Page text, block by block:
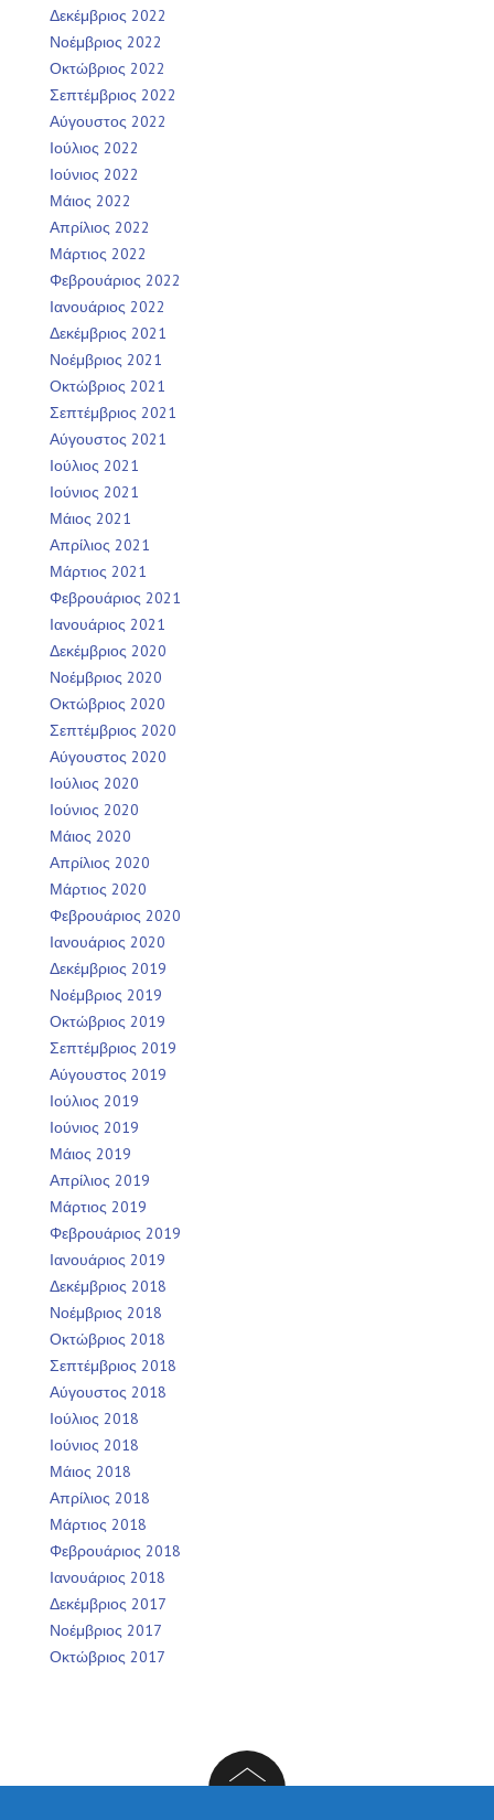
Δεκέμβριος 2022
Νοέμβριος 2022
Οκτώβριος 2022
Σεπτέμβριος 2022
Αύγουστος 2022
Ιούλιος 2022
Ιούνιος 2022
Μάιος 2022
Απρίλιος 2022
Μάρτιος 2022
Φεβρουάριος 2022
Ιανουάριος 2022
Δεκέμβριος 2021
Νοέμβριος 2021
Οκτώβριος 2021
Σεπτέμβριος 2021
Αύγουστος 2021
Ιούλιος 2021
Ιούνιος 2021
Μάιος 2021
Απρίλιος 2021
Μάρτιος 2021
Φεβρουάριος 2021
Ιανουάριος 2021
Δεκέμβριος 2020
Νοέμβριος 2020
Οκτώβριος 2020
Σεπτέμβριος 2020
Αύγουστος 2020
Ιούλιος 2020
Ιούνιος 2020
Μάιος 2020
Απρίλιος 2020
Μάρτιος 2020
Φεβρουάριος 2020
Ιανουάριος 2020
Δεκέμβριος 2019
Νοέμβριος 2019
Οκτώβριος 2019
Σεπτέμβριος 2019
Αύγουστος 2019
Ιούλιος 2019
Ιούνιος 2019
Μάιος 2019
Απρίλιος 2019
Μάρτιος 2019
Φεβρουάριος 2019
Ιανουάριος 2019
Δεκέμβριος 2018
Νοέμβριος 2018
Οκτώβριος 2018
Σεπτέμβριος 2018
Αύγουστος 2018
Ιούλιος 2018
Ιούνιος 2018
Μάιος 2018
Απρίλιος 2018
Μάρτιος 2018
Φεβρουάριος 2018
Ιανουάριος 2018
Δεκέμβριος 2017
Νοέμβριος 2017
Οκτώβριος 2017